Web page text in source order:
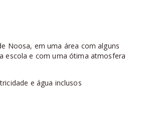
Noosa, em uma área com alguns
escola e com uma ótima atmosfera
e água inclusos